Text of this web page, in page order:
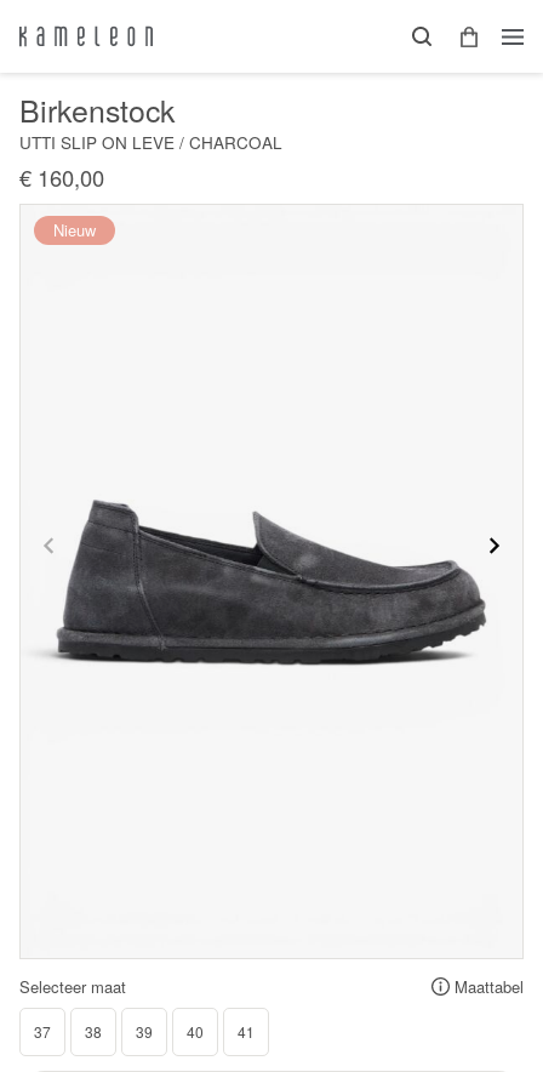
Birkenstock
UTTI SLIP ON LEVE / CHARCOAL
€ 160,00
Nieuw
Selecteer maat Maattabel
37 38 39 40 41